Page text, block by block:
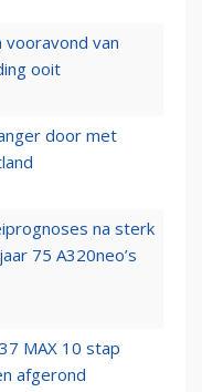
vooravond van
ooit
door met
na sterk
75 A320neo’s
MAX 10 stap
afgerond